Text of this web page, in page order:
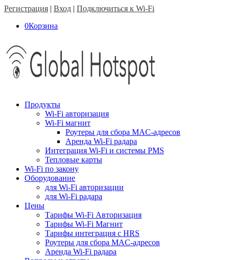
Регистрация | Вход | Подключиться к Wi-Fi
0Корзина
Продукты
Wi-Fi авторизация
Wi-Fi магнит
Роутеры для сбора MAC-адресов
Аренда Wi-Fi радара
Интеграция Wi-Fi и системы PMS
Тепловые карты
Wi-Fi по закону
Оборудование
для Wi-Fi авторизации
для Wi-Fi радара
Цены
Тарифы Wi-Fi Авторизация
Тарифы Wi-Fi Магнит
Тарифы интеграция с HRS
Роутеры для сбора MAC-адресов
Аренда Wi-Fi радара